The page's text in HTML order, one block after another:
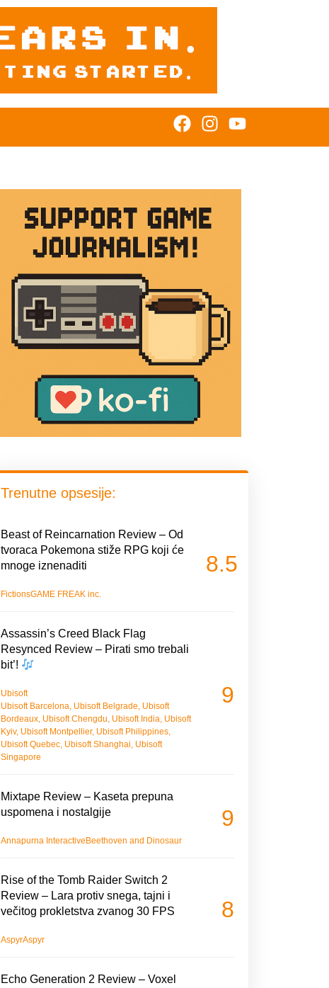
Trenutne opsesije:
Beast of Reincarnation Review – Od
tvoraca Pokemona stiže RPG koji će
mnoge iznenaditi
FictionsGAME FREAK inc.
8.5
Assassin’s Creed Black Flag
Resynced Review – Pirati smo trebali
bit’!
Ubisoft
Ubisoft Barcelona, Ubisoft Belgrade, Ubisoft
Bordeaux, Ubisoft Chengdu, Ubisoft India, Ubisoft
Kyiv, Ubisoft Montpellier, Ubisoft Philippines,
Ubisoft Quebec, Ubisoft Shanghai, Ubisoft
Singapore
9
Mixtape Review – Kaseta prepuna
uspomena i nostalgije
Annapurna Interactive Beethoven and Dinosaur
9
Rise of the Tomb Raider Switch 2
Review – Lara protiv snega, tajni i
večitog prokletstva zvanog 30 FPS
AspyrAspyr
8
Echo Generation 2 Review – Voxel